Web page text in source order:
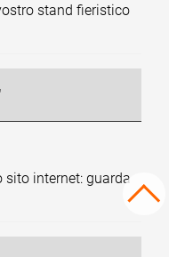
stand fieristico
internet: guarda